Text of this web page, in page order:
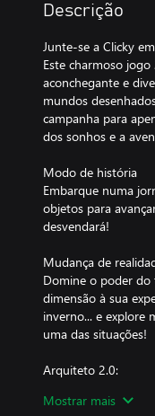
Descrição
Junte-se a Clicky
Este charmoso
aconchegante e
mundos
campanha para
dos sonhos e a
Modo de história
Embarque numa
objetos para
desvendará!
Mudança de
Domine o poder do
dimensão à sua
inverno... e explore
uma das situações!
Arquiteto 2.0:
próprias
Mostrar mais